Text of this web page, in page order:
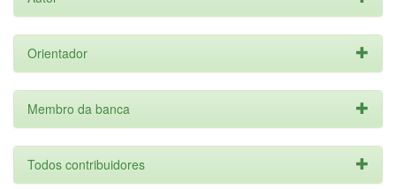
Orientador
Membro da banca
Todos contribuidores